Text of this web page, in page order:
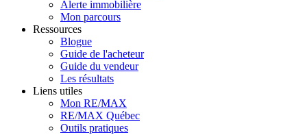
Alerte immobilière
Mon parcours
Ressources
Blogue
Guide de l'acheteur
Guide du vendeur
Les résultats
Liens utiles
Mon RE/MAX
RE/MAX Québec
Outils pratiques